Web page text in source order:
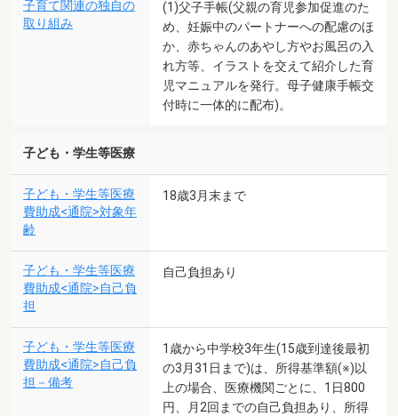
子育て関連の独自の
取り組み
(1)父子手帳(父親の育児参加促進のた
め、妊娠中のパートナーへの配慮のほ
か、赤ちゃんのあやし方やお風呂の入
れ方等、イラストを交えて紹介した育
児マニュアルを発行。母子健康手帳交
付時に一体的に配布)。
子ども・学生等医療
子ども・学生等医療
費助成<通院>対象年
齢
18歳3月末まで
子ども・学生等医療
費助成<通院>自己負
担
自己負担あり
子ども・学生等医療
費助成<通院>自己負
担－備考
1歳から中学校3年生(15歳到達後最初
の3月31日まで)は、所得基準額(※)以
上の場合、医療機関ごとに、1日800
円、月2回までの自己負担あり、所得